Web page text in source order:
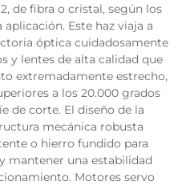
de fibra o cristal, según los
Este haz viaja a
óptica cuidadosamente
y lentes de alta calidad que
extremadamente estrecho,
a los 20.000 grados
de corte. El diseño de la
mecánica robusta
o hierro fundido para
mantener una estabilidad
Motores servo